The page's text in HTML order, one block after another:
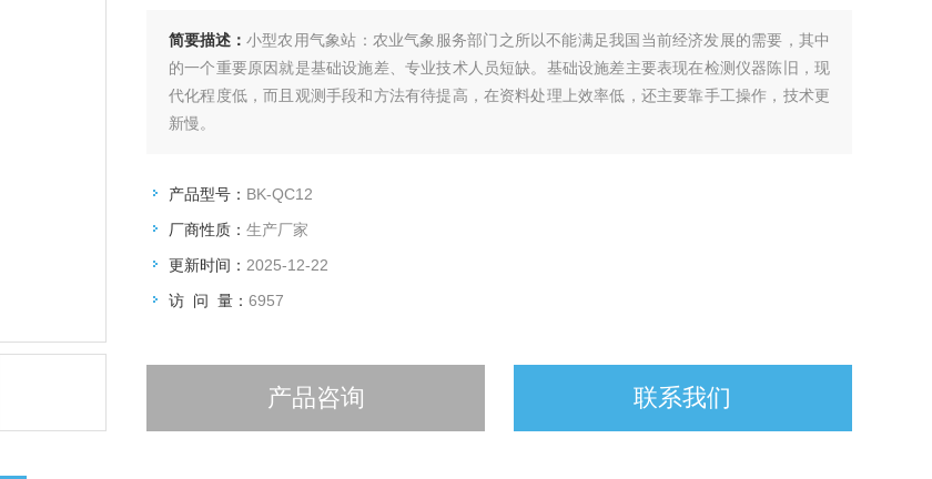
简要描述： 小型农用气象站：农业气象服务部门之所以不能满足我国当前经济发展的需要，其中
的一个重要原因就是基础设施差、专业技术人员短缺。基础设施差主要表现在检测仪器陈旧，现
代化程度低，而且观测手段和方法有待提高，在资料处理上效率低，还主要靠手工操作，技术更
新慢。
产品型号： BK-QC12
厂商性质： 生产厂家
更新时间： 2025-12-22
访 问 量： 6957
产品咨询 联系我们